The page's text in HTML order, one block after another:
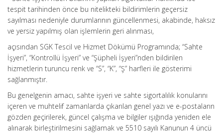
tespit tarihinden önce bu nitelikteki bildirimlerin geçersiz
sayılması nedeniyle durumlarının güncellenmesi, akabinde, haksız
ve yersiz yapılmış olan işlemlerin geri alınması,
açısından SGK Tescil ve Hizmet Dökümü Programında; “Sahte
İşyeri”, “Kontrollü İşyeri” ve “Şüpheli İşyeri”nden bildirilen
hizmetlerin turuncu renk ve “S”, “K”, “Ş” harfleri ile gösterimi
sağlanmıştır.
Bu genelgenin amacı, sahte işyeri ve sahte sigortalılık konularını
içeren ve muhtelif zamanlarda çıkarılan genel yazı ve e-postaların
gözden geçirilerek, güncel çalışma ve bilgiler ışığında yeniden ele
alınarak birleştirilmesini sağlamak ve 5510 sayılı Kanunun 4 üncü